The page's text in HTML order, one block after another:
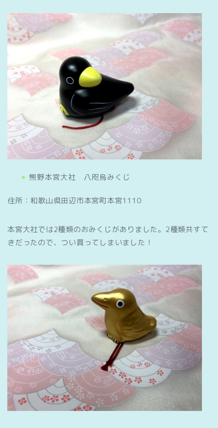
熊野本宮大社 八咫烏みくじ
住所：和歌山県田辺市本宮町本宮1110
本宮大社では2種類のおみくじがありました。2種類共すて
きだったので、つい買ってしまいました！